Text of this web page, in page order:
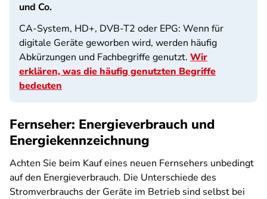
und Co.
CA-System, HD+, DVB-T2 oder EPG: Wenn für
digitale Geräte geworben wird, werden häufig
Abkürzungen und Fachbegriffe genutzt. Wir
erklären, was die häufig genutzten Begriffe
bedeuten
Fernseher: Energieverbrauch und
Energiekennzeichnung
Achten Sie beim Kauf eines neuen Fernsehers unbedingt
auf den Energieverbrauch. Die Unterschiede des
Stromverbrauchs der Geräte im Betrieb sind selbst bei